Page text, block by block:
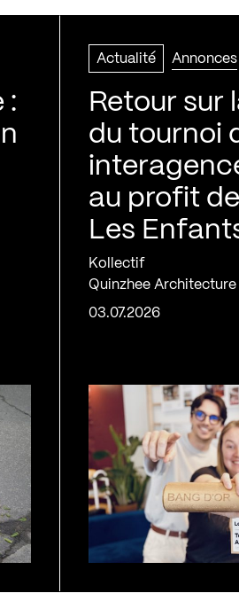
:
Actualité Annonces
Retour sur
du tournoi
au profit
Les
Kollectif
Quinzhee Architecture
03.07.2026